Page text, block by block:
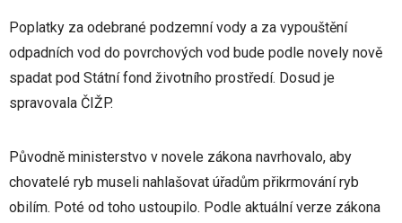
Poplatky za odebrané podzemní vody a za vypouštění
odpadních vod do povrchových vod bude podle novely nově
spadat pod Státní fond životního prostředí. Dosud je
spravovala ČIŽP.
Původně ministerstvo v novele zákona navrhovalo, aby
chovatelé ryb museli nahlašovat úřadům přikrmování ryb
obilím. Poté od toho ustoupilo. Podle aktuální verze zákona